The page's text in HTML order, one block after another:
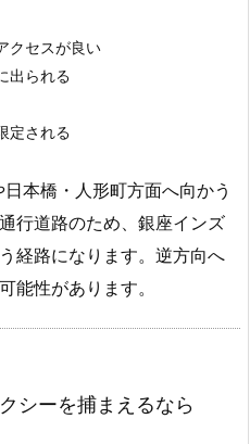
クセスが良い
出られる
定される
日本橋・人形町方面へ向かう
行道路のため、銀座インズ
経路になります。逆方向へ
能性があります。
シーを捕まえるなら